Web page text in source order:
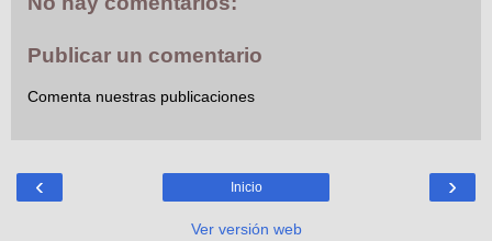
Publicar un comentario
Comenta nuestras publicaciones
‹ ›
Inicio
Ver versión web